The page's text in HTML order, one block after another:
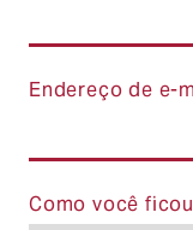
Endereço de e-
Como você